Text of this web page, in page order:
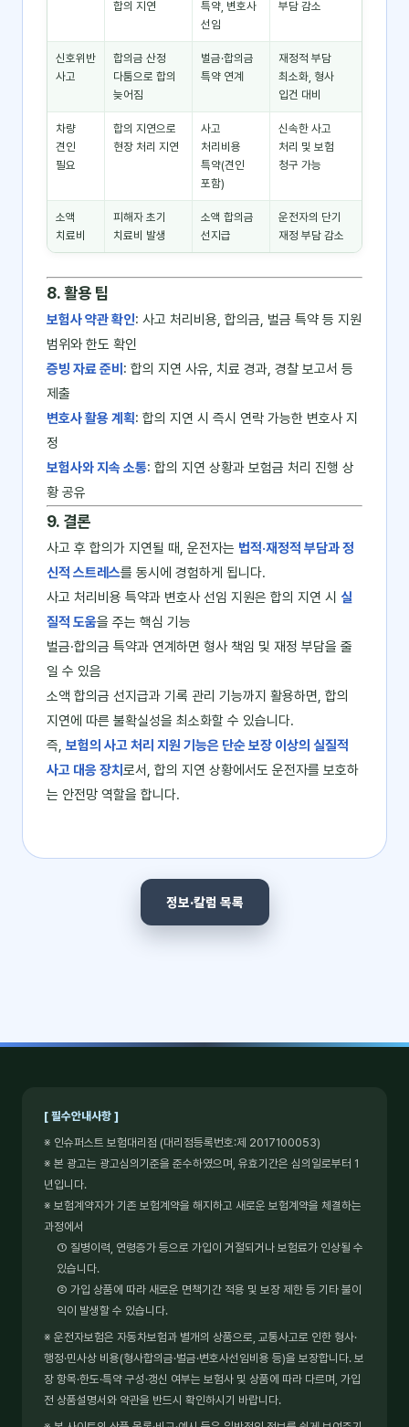
합의 지연
특약, 변호사
선임
부담 감소
신호위반
사고
합의금 산정
다툼으로 합의
늦어짐
벌금·합의금
특약 연계
재정적 부담
최소화, 형사
입건 대비
차량
견인
필요
합의 지연으로
현장 처리 지연
사고
처리비용
특약(견인
포함)
신속한 사고
처리 및 보험
청구 가능
소액
치료비
피해자 초기
치료비 발생
소액 합의금
선지급
운전자의 단기
재정 부담 감소
8. 활용 팁
보험사 약관 확인: 사고 처리비용, 합의금, 벌금 특약 등 지원
범위와 한도 확인
증빙 자료 준비 : 합의 지연 사유, 치료 경과, 경찰 보고서 등
제출
변호사 활용 계획: 합의 지연 시 즉시 연락 가능한 변호사 지
정
보험사와 지속 소통: 합의 지연 상황과 보험금 처리 진행 상
황 공유
9. 결론
사고 후 합의가 지연될 때, 운전자는 법적·재정적 부담과 정
신적 스트레스를 동시에 경험하게 됩니다.
사고 처리비용 특약과 변호사 선임 지원은 합의 지연 시 실
질적 도움을 주는 핵심 기능
벌금·합의금 특약과 연계하면 형사 책임 및 재정 부담을 줄
일 수 있음
소액 합의금 선지급과 기록 관리 기능까지 활용하면, 합의
지연에 따른 불확실성을 최소화할 수 있습니다.
즉, 보험의 사고 처리 지원 기능은 단순 보장 이상의 실질적
사고 대응 장치 로서, 합의 지연 상황에서도 운전자를 보호하
는 안전망 역할을 합니다.
정보·칼럼 목록
[ 필수안내사항 ]
※ 인슈퍼스트 보험대리점 (대리점등록번호:제 2017100053)
※ 본 광고는 광고심의기준을 준수하였으며, 유효기간은 심의일로부터 1
년입니다.
※ 보험계약자가 기존 보험계약을 해지하고 새로운 보험계약을 체결하는
과정에서
① 질병이력, 연령증가 등으로 가입이 거절되거나 보험료가 인상될 수
있습니다.
② 가입 상품에 따라 새로운 면책기간 적용 및 보장 제한 등 기타 불이
익이 발생할 수 있습니다.
※ 운전자보험은 자동차보험과 별개의 상품으로, 교통사고로 인한 형사·
행정·민사상 비용(형사합의금·벌금·변호사선임비용 등)을 보장합니다. 보
장 항목·한도·특약 구성·갱신 여부는 보험사 및 상품에 따라 다르며, 가입
전 상품설명서와 약관을 반드시 확인하시기 바랍니다.